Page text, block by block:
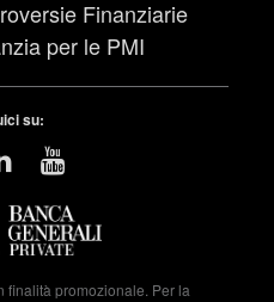
Finanziarie
per le PMI
su:
finalità promozionale. Per la